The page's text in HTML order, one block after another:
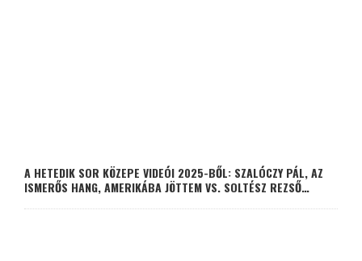
A HETEDIK SOR KÖZEPE VIDEÓI 2025-BŐL: SZALÓCZY PÁL, AZ
ISMERŐS HANG, AMERIKÁBA JÖTTEM VS. SOLTÉSZ REZSŐ…